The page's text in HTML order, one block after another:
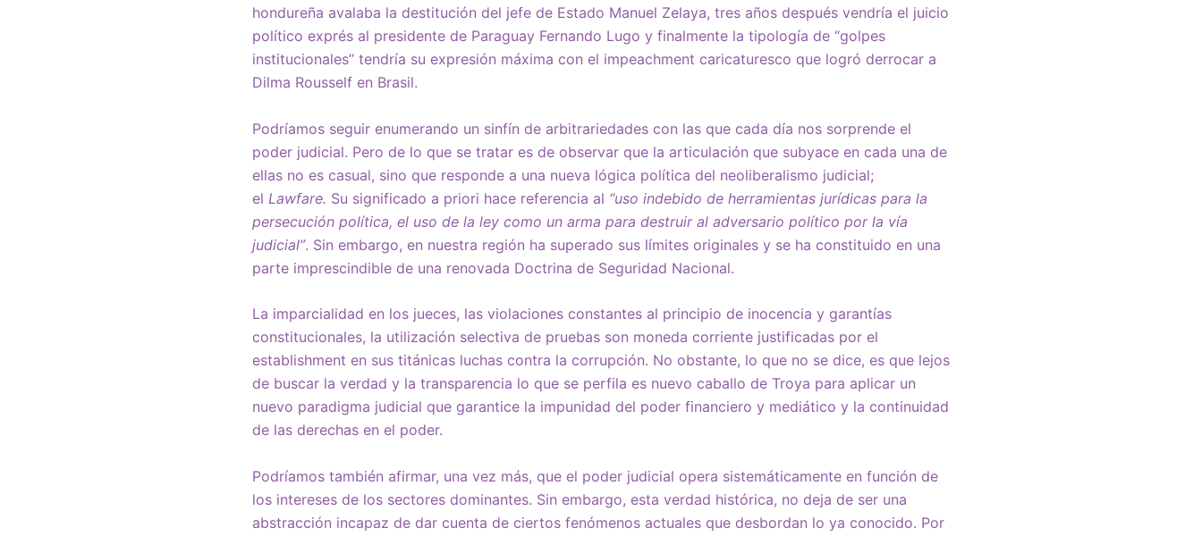
hondureña avalaba la destitución del jefe de Estado Manuel Zelaya, tres años después vendría el juicio
político exprés al presidente de Paraguay Fernando Lugo y finalmente la tipología de “golpes
institucionales” tendría su expresión máxima con el impeachment caricaturesco que logró derrocar a
Dilma Rousself en Brasil.
Podríamos seguir enumerando un sinfín de arbitrariedades con las que cada día nos sorprende el
poder judicial. Pero de lo que se tratar es de observar que la articulación que subyace en cada una de
ellas no es casual, sino que responde a una nueva lógica política del neoliberalismo judicial;
el Lawfare. Su significado a priori hace referencia al “uso indebido de herramientas jurídicas para la
persecución política, el uso de la ley como un arma para destruir al adversario político por la vía
judicial”. Sin embargo, en nuestra región ha superado sus límites originales y se ha constituido en una
parte imprescindible de una renovada Doctrina de Seguridad Nacional.
La imparcialidad en los jueces, las violaciones constantes al principio de inocencia y garantías
constitucionales, la utilización selectiva de pruebas son moneda corriente justificadas por el
establishment en sus titánicas luchas contra la corrupción. No obstante, lo que no se dice, es que lejos
de buscar la verdad y la transparencia lo que se perfila es nuevo caballo de Troya para aplicar un
nuevo paradigma judicial que garantice la impunidad del poder financiero y mediático y la continuidad
de las derechas en el poder.
Podríamos también afirmar, una vez más, que el poder judicial opera sistemáticamente en función de
los intereses de los sectores dominantes. Sin embargo, esta verdad histórica, no deja de ser una
abstracción incapaz de dar cuenta de ciertos fenómenos actuales que desbordan lo ya conocido. Por